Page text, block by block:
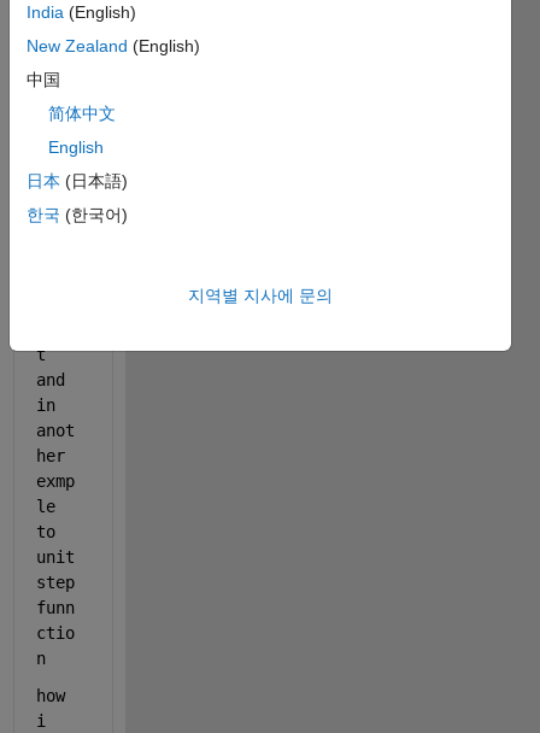
functi
on of
F=10
*cos
(10*
puls
t
and
in
anot
her
exmp
le
to
unit
step
funn
ctio
n
how
i
India (English)
New Zealand (English)
中国
简体中文
English
日本 (日本語)
한국 (한국어)
지역별 지사에 문의